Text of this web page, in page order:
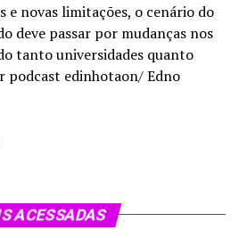
e novas limitações, o cenário do
deve passar por mudanças nos
tanto universidades quanto
podcast edinhotaon/ Edno
ACESSADAS